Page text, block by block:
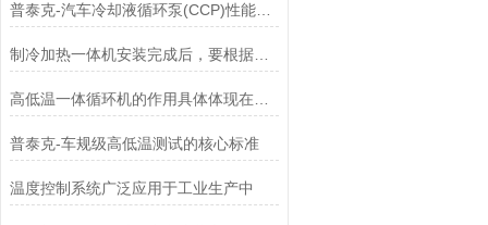
普泰克-汽车冷却液循环泵(CCP)性能测试台核心组成与原理
制冷加热一体机安装完成后，要根据使用说明书正确操作和使用
高低温一体循环机的作用具体体现在哪些方面？
普泰克-车规级高低温测试的核心标准
温度控制系统广泛应用于工业生产中